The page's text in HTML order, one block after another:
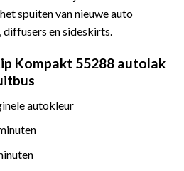
spuiten van nieuwe auto
diffusers en sideskirts.
Kompakt 55288 autolak
autokleur